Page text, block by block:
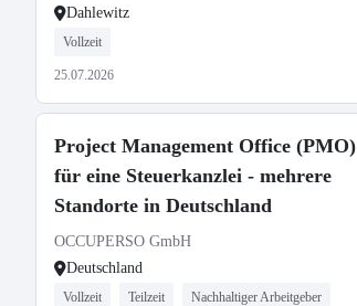
Dahlewitz
Vollzeit
25.07.2026
Project Management Office (PMO)
für eine Steuerkanzlei - mehrere
Standorte in Deutschland
OCCUPERSO GmbH
Deutschland
Vollzeit Teilzeit Nachhaltiger Arbeitgeber